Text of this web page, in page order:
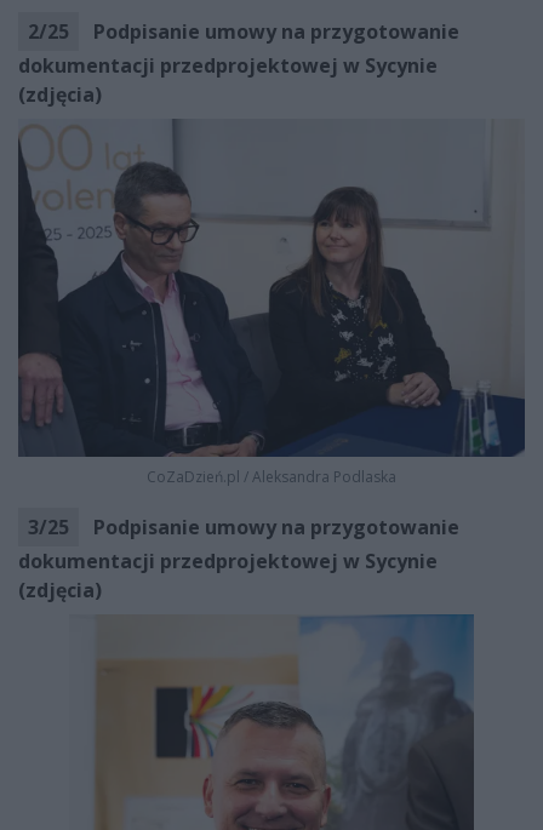
2/25
Podpisanie umowy na przygotowanie
dokumentacji przedprojektowej w Sycynie
(zdjęcia)
CoZaDzień.pl /Aleksandra Podlaska
3/25
Podpisanie umowy na przygotowanie
dokumentacji przedprojektowej w Sycynie
(zdjęcia)